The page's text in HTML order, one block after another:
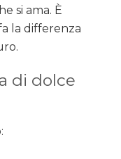
si ama. È
la differenza
di dolce